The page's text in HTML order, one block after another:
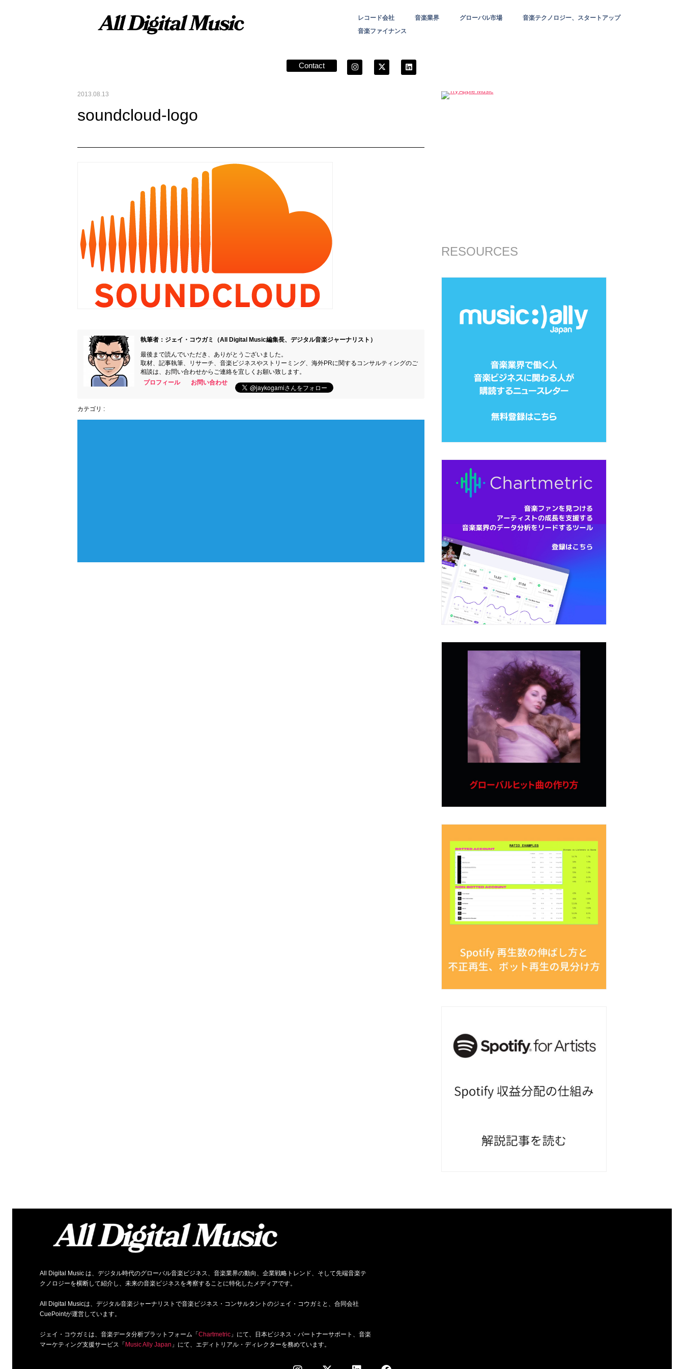
レコード会社 音楽業界 グローバル市場
音楽テクノロジー、スタートアップ
音楽ファイナンス
Contact
2013.08.13
soundcloud-logo
執筆者：ジェイ・コウガミ（All Digital Music編集長、デジタル音楽ジャーナリスト）
最後まで読んでいただき、ありがとうございました。
取材、記事執筆、リサーチ、音楽ビジネスやストリーミング、海外PRに関するコンサルティングのご
相談は、お問い合わせからご連絡を宜しくお願い致します。
プロフィール
お問い合わせ
カテゴリ :
RESOURCES
All Digital Music は、デジタル時代のグローバル音楽ビジネス、音楽業界の動向、企業戦略トレンド、そして先端音楽テ
クノロジーを横断して紹介し、未来の音楽ビジネスを考察することに特化したメディアです。
All Digital Musicは、デジタル音楽ジャーナリストで音楽ビジネス・コンサルタントのジェイ・コウガミと、合同会社
CuePointが運営しています。
ジェイ・コウガミは、音楽データ分析プラットフォーム「Chartmetric」にて、日本ビジネス・パートナーサポート、音楽
マーケティング支援サービス「Music Ally Japan 」にて、エディトリアル・ディレクターを務めています。